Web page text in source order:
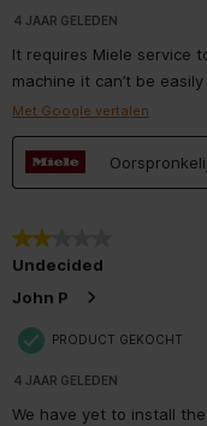
4 JAAR GELEDEN
It requires Miele service
machine it can’t be
Met Google vertalen
2 van 5 sterren.
Undecided
John P
PRODUCT GEKOCHT
4 JAAR GELEDEN
We have yet to install